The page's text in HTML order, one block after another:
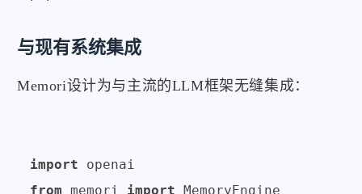
与现有系统集成
Memori设计为与主流的LLM框架无缝集成：
import
from memori import MemoryEngine